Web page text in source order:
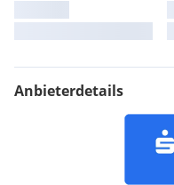
Anbieterdetails